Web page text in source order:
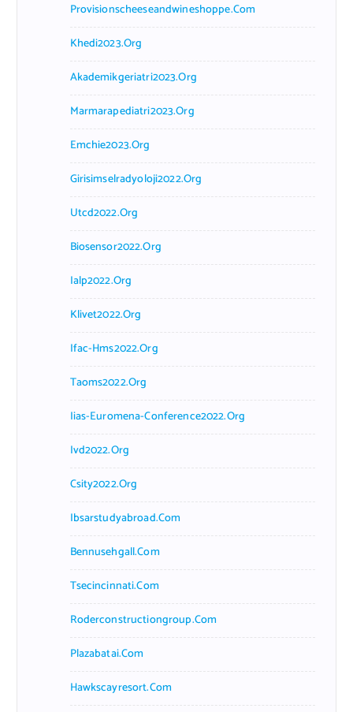
Provisionscheeseandwineshoppe.com
Khedi2023.org
Akademikgeriatri2023.org
Marmarapediatri2023.org
Emchie2023.org
Girisimselradyoloji2022.org
Utcd2022.org
Biosensor2022.org
Ialp2022.org
Klivet2022.org
Ifac-Hms2022.org
Taoms2022.org
Iias-Euromena-Conference2022.org
Ivd2022.org
Csity2022.org
Ibsarstudyabroad.com
Bennusehgall.com
Tsecincinnati.com
Roderconstructiongroup.com
Plazabatai.com
Hawkscayresort.com